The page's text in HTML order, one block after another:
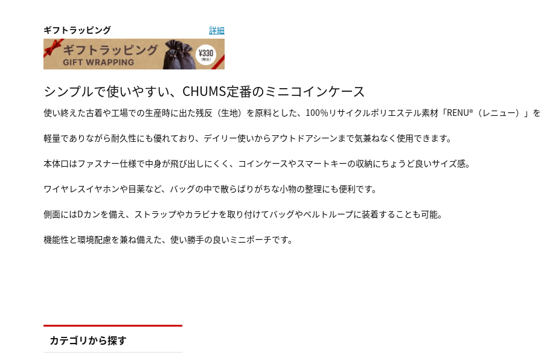
ギフトラッピング 詳細
シンプルで使いやすい、CHUMS定番のミニコインケース
使い終えた古着や工場での生産時に出た残反（生地）を原料とした、100％リサイクルポリエステル素材「RENU®（レニュー）」を
軽量でありながら耐久性にも優れており、デイリー使いからアウトドアシーンまで気兼ねなく使用できます。
本体口はファスナー仕様で中身が飛び出しにくく、コインケースやスマートキーの収納にちょうど良いサイズ感。
ワイヤレスイヤホンや目薬など、バッグの中で散らばりがちな小物の整理にも便利です。
側面にはDカンを備え、ストラップやカラビナを取り付けてバッグやベルトループに装着することも可能。
機能性と環境配慮を兼ね備えた、使い勝手の良いミニポーチです。
カテゴリから探す